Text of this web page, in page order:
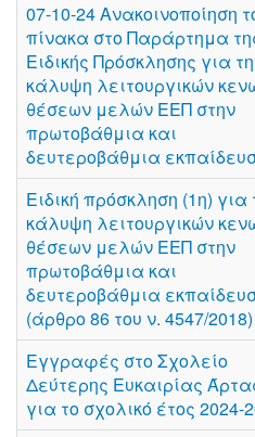
07-10-24 Ανακοινοποίηση
πίνακα στο Παράρτημα
Ειδικής Πρόσκλησης για
κάλυψη λειτουργικών
θέσεων μελών ΕΕΠ στην
πρωτοβάθμια και
δευτεροβάθμια
Ειδική πρόσκληση (1η) για
κάλυψη λειτουργικών
θέσεων μελών ΕΕΠ στην
πρωτοβάθμια και
δευτεροβάθμια
(άρθρο 86 του ν. 4547/2018)
Εγγραφές στο Σχολείο
Δεύτερης Ευκαιρίας
για το σχολικό έτος 2024-